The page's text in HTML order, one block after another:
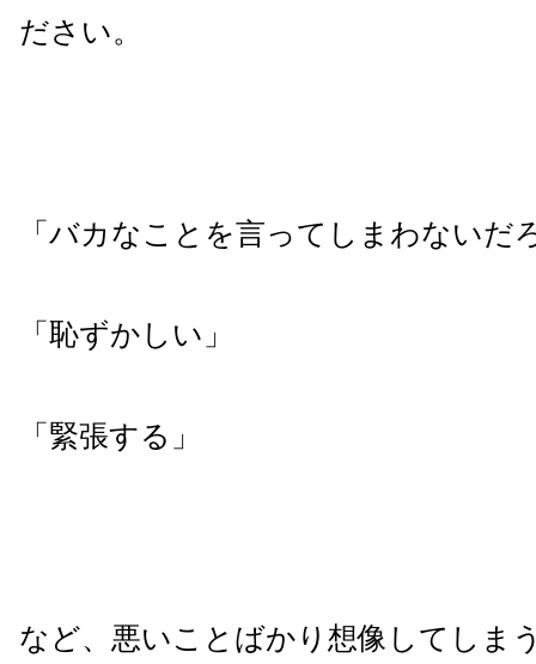
ださい。
「バカなことを言ってしまわないだ
「恥ずかしい」
「緊張する」
など、悪いことばかり想像してしま